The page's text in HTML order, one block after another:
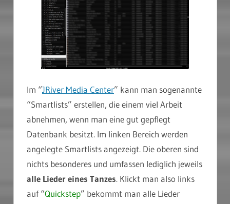
Im “JRiver Media Center” kann man sogenannte
“Smartlists” erstellen, die einem viel Arbeit
abnehmen, wenn man eine gut gepflegt
Datenbank besitzt. Im linken Bereich werden
angelegte Smartlists angezeigt. Die oberen sind
nichts besonderes und umfassen lediglich jeweils
alle Lieder eines Tanzes. Klickt man also links
auf “Quickstep” bekommt man alle Lieder